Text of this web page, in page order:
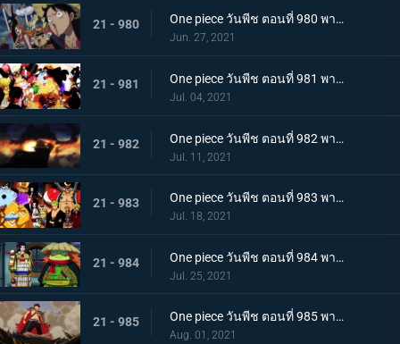
21 - 980 One piece วันพีช ตอนที่ 980 พากย์ไทย สัญญาแห่งน้ำตา! โมโมโนะสุเกะถูกลักพาตัว
Jun. 27, 2021
21 - 981 One piece วันพีช ตอนที่ 981 พากย์ไทย พวกพ้องคนใหม่! ชายชาตรีแห่งท้องทะเล จินเบ!
Jul. 04, 2021
21 - 982 One piece วันพีช ตอนที่ 982 พากย์ไทย ไพ่ตายของไคโด หกล่องนภาปรากฏตัว
Jul. 11, 2021
21 - 983 One piece วันพีช ตอนที่ 983 พากย์ไทย เหล่าซามูไรเอาจริง! ขึ้นฝั่งเกาะโอนิกาชิมะ
Jul. 18, 2021
21 - 984 One piece วันพีช ตอนที่ 984 พากย์ไทย ลูฟี่อาละวาด ลอบเข้างานเลี้ยงของไคโด
Jul. 25, 2021
21 - 985 One piece วันพีช ตอนที่ 985 พากย์ไทย ความรู้สึกถึงโอทามะ หนึ่งหมัดแห่งความโกรธของลูฟี่
Aug. 01, 2021